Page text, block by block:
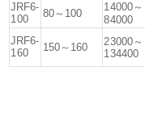
JRF6-
100
80～100
14000～
84000
JRF6-
160
150～160
23000～
134400